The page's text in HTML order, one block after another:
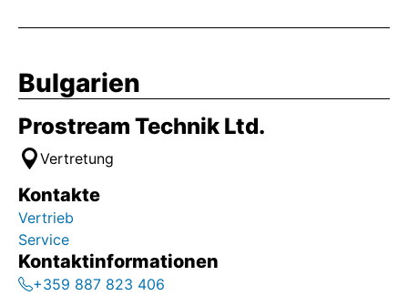
Bulgarien
Prostream Technik Ltd.
Vertretung
Kontakte
Vertrieb
Service
Kontaktinformationen
+359 887 823 406